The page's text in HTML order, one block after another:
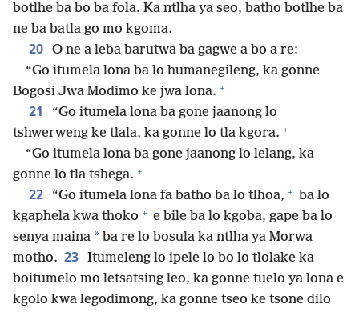
botlhe ba bo ba fola. Ka ntlha ya seo, batho botlhe ba
ne ba batla go mo kgoma.
20 O ne a leba barutwa ba gagwe a bo a re:
“Go itumela lona ba lo humanegileng, ka gonne
Bogosi Jwa Modimo ke jwa lona. +
21
“Go itumela lona ba gone jaanong lo
tshwerweng ke tlala, ka gonne lo tla kgora. +
“Go itumela lona ba gone jaanong lo lelang, ka
gonne lo tla tshega. +
22 “Go itumela lona fa batho ba lo tlhoa, + ba lo
kgaphela kwa thoko + e bile ba lo kgoba, gape ba lo
senya maina * ba re lo bosula ka ntlha ya Morwa
motho. 23 Itumeleng lo ipele lo bo lo tlolake ka
boitumelo mo letsatsing leo, ka gonne tuelo ya lona e
kgolo kwa legodimong, ka gonne tseo ke tsone dilo